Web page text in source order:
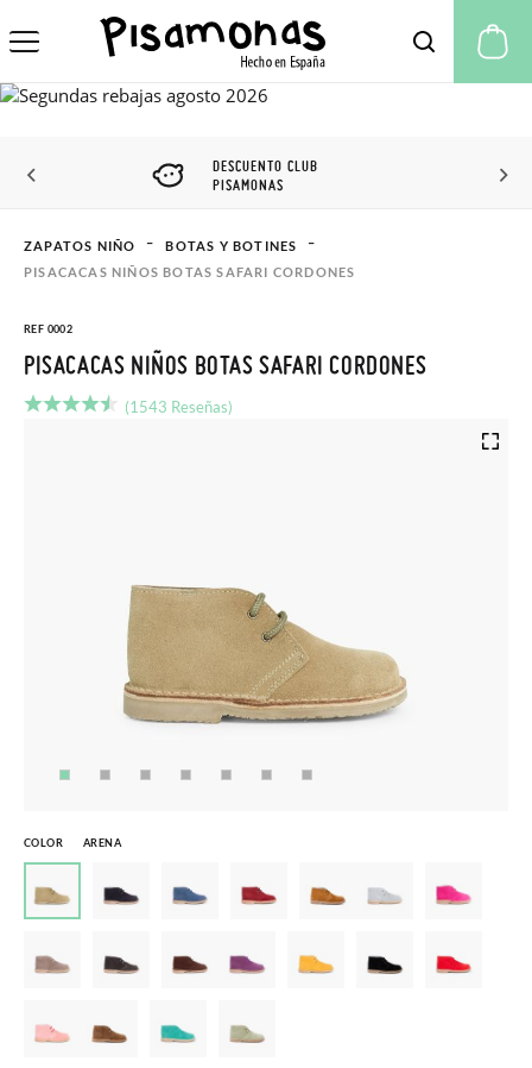
DESCUENTO CLUB
PISAMONAS
ZAPATOS NIÑO
BOTAS Y BOTINES
PISACACAS NIÑOS BOTAS SAFARI CORDONES
REF 0002
PISACACAS NIÑOS BOTAS SAFARI CORDONES
(1543 Reseñas)
COLOR ARENA